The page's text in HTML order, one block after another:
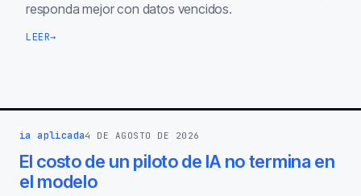
responda mejor con datos vencidos.
LEER→
ia aplicada4 DE AGOSTO DE 2026
El costo de un piloto de IA no termina en
el modelo